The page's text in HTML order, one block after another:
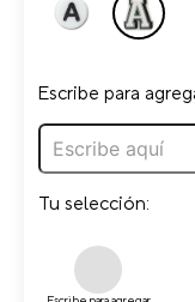
Escribe para
Tu selección: